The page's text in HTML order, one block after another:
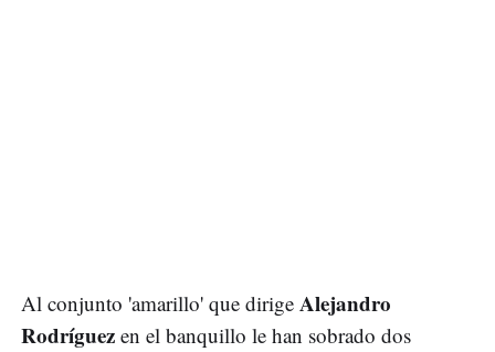
Al conjunto 'amarillo' que dirige Alejandro
Rodríguez en el banquillo le han sobrado dos